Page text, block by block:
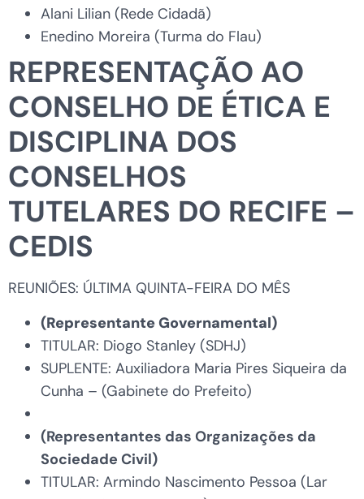
Alani Lilian (Rede Cidadã)
Enedino Moreira (Turma do Flau)
REPRESENTAÇÃO AO
CONSELHO DE ÉTICA E
DISCIPLINA DOS
CONSELHOS
TUTELARES DO RECIFE –
CEDIS
REUNIÕES: ÚLTIMA QUINTA-FEIRA DO MÊS
(Representante Governamental)
TITULAR: Diogo Stanley (SDHJ)
SUPLENTE: Auxiliadora Maria Pires Siqueira da
Cunha – (Gabinete do Prefeito)
(Representantes das Organizações da
Sociedade Civil)
TITULAR: Armindo Nascimento Pessoa (Lar